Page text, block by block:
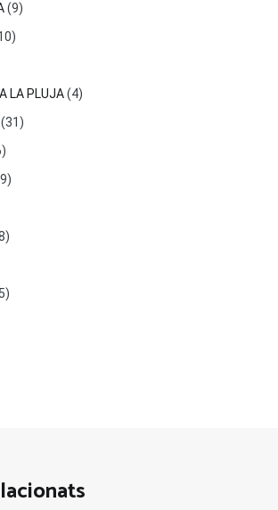
(9)
LA PLUJA(4)
(31)